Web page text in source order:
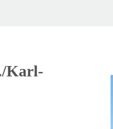
Karl-